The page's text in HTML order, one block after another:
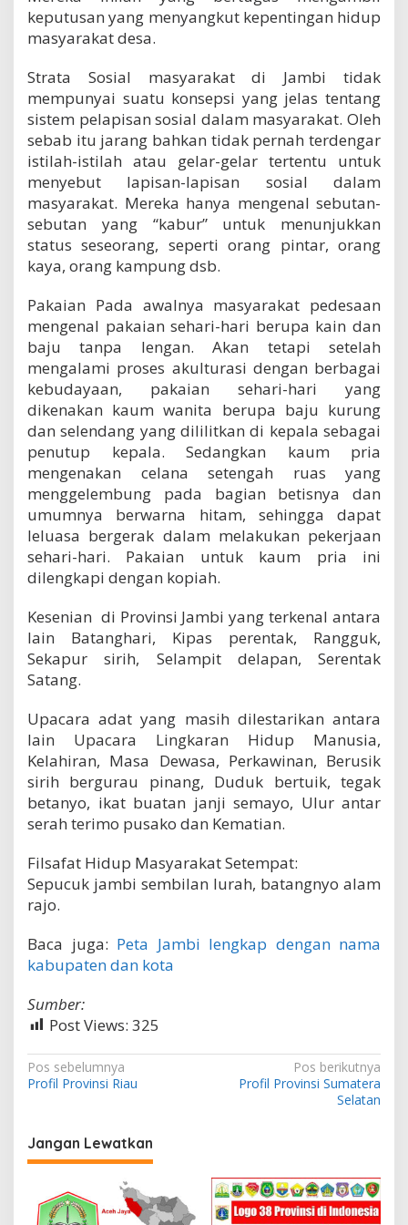
keputusan yang menyangkut kepentingan hidup
masyarakat desa.
Strata Sosial masyarakat di Jambi tidak
mempunyai suatu konsepsi yang jelas tentang
sistem pelapisan sosial dalam masyarakat. Oleh
sebab itu jarang bahkan tidak pernah terdengar
istilah-istilah atau gelar-gelar tertentu untuk
menyebut lapisan-lapisan sosial dalam
masyarakat. Mereka hanya mengenal sebutan-
sebutan yang “kabur” untuk menunjukkan
status seseorang, seperti orang pintar, orang
kaya, orang kampung dsb.
Pakaian Pada awalnya masyarakat pedesaan
mengenal pakaian sehari-hari berupa kain dan
baju tanpa lengan. Akan tetapi setelah
mengalami proses akulturasi dengan berbagai
kebudayaan, pakaian sehari-hari yang
dikenakan kaum wanita berupa baju kurung
dan selendang yang dililitkan di kepala sebagai
penutup kepala. Sedangkan kaum pria
mengenakan celana setengah ruas yang
menggelembung pada bagian betisnya dan
umumnya berwarna hitam, sehingga dapat
leluasa bergerak dalam melakukan pekerjaan
sehari-hari. Pakaian untuk kaum pria ini
dilengkapi dengan kopiah.
Kesenian di Provinsi Jambi yang terkenal antara
lain Batanghari, Kipas perentak, Rangguk,
Sekapur sirih, Selampit delapan, Serentak
Satang.
Upacara adat yang masih dilestarikan antara
lain Upacara Lingkaran Hidup Manusia,
Kelahiran, Masa Dewasa, Perkawinan, Berusik
sirih bergurau pinang, Duduk bertuik, tegak
betanyo, ikat buatan janji semayo, Ulur antar
serah terimo pusako dan Kematian.
Filsafat Hidup Masyarakat Setempat:
Sepucuk jambi sembilan lurah, batangnyo alam
rajo.
Baca juga: Peta Jambi lengkap dengan nama
kabupaten dan kota
Sumber:
Post Views: 325
N
a
i
g
a
Pos sebelumnya
Profil Provinsi Riau
Pos berikutnya
Profil Provinsi Sumatera
Selatan
Jangan Lewatkan